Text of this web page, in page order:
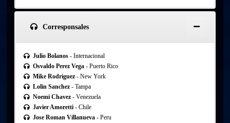
Corresponsales
Julio Bolanos- Internacional
Osvaldo Perez Vega- Puerto Rico
Mike Rodriguez- New York
Lolin Sanchez- Tampa
Noemi Chavez- Venezuela
Javier Amoretti- Chile
Jose Roman Villanueva- Peru